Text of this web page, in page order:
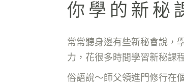
你學的新秘
常常聽身邊有些新秘會說，
力，花很多時間學習新秘課
俗語說～師父領進門修行在